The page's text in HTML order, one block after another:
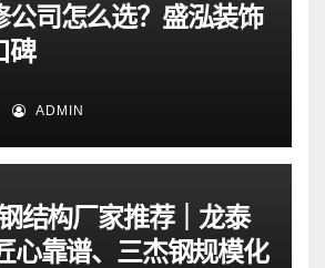
公司怎么选？盛泓装饰
碑
ADMIN
结构厂家推荐｜龙泰
心靠谱、三杰钢规模化